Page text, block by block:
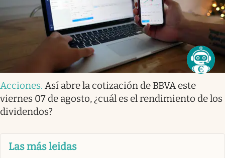
Acciones. Así abre la cotización de BBVA este
viernes 07 de agosto, ¿cuál es el rendimiento de los
dividendos?
Las más leidas